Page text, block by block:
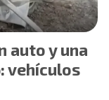
auto y una
vehículos